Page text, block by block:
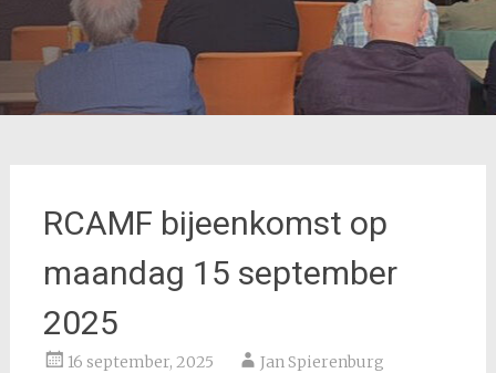
RCAMF bijeenkomst op
maandag 15 september
2025
16 september, 2025 Jan Spierenburg